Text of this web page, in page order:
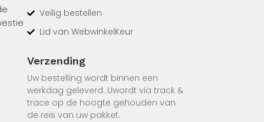
Veilig bestellen
Lid van WebwinkelKeur
Verzending
Uw bestelling wordt binnen een
werkdag geleverd. Uwordt via track &
trace op de hoogte gehouden van
de reis van uw pakket.